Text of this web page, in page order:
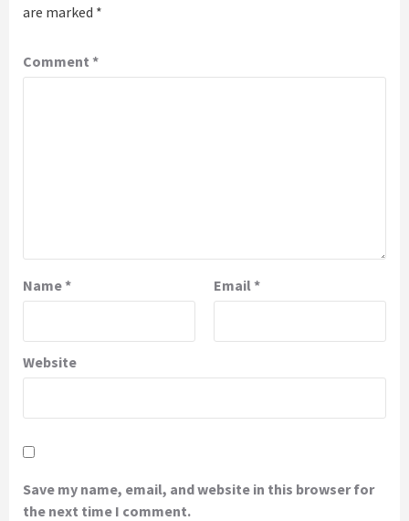
are marked *
Comment *
Name* Email *
Website
Save my name, email, and website in this browser for
the next time I comment.